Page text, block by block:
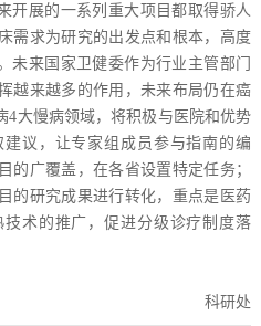
开展的一系列重大项目都取得骄人
需求为研究的出发点和根本，高度
未来国家卫健委作为行业主管部门
越来越多的作用，未来布局仍在癌
4大慢病领域，将积极与医院和优势
议，让专家组成员参与指南的编
的广覆盖，在各省设置特定任务；
的研究成果进行转化，重点是医药
术的推广，促进分级诊疗制度落
科研处